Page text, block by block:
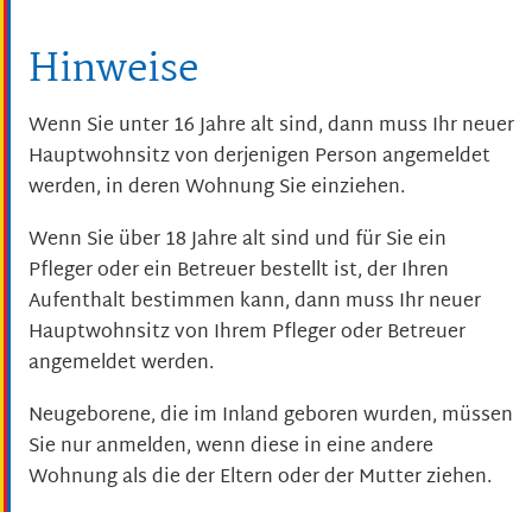
Hinweise
Wenn Sie unter 16 Jahre alt sind, dann muss Ihr neuer
Hauptwohnsitz von derjenigen Person angemeldet
werden, in deren Wohnung Sie einziehen.
Wenn Sie über 18 Jahre alt sind und für Sie ein
Pfleger oder ein Betreuer bestellt ist, der Ihren
Aufenthalt bestimmen kann, dann muss Ihr neuer
Hauptwohnsitz von Ihrem Pfleger oder Betreuer
angemeldet werden.
Neugeborene, die im Inland geboren wurden, müssen
Sie nur anmelden, wenn diese in eine andere
Wohnung als die der Eltern oder der Mutter ziehen.